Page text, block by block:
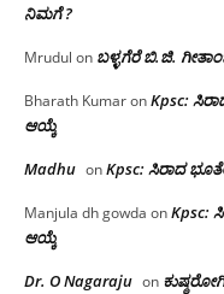
ನಿಮಗೆ ?
Mrudul on ಬಳ್ಳಗೆರೆ ಬಿ.ಜಿ.
Bharath KumaronKpsc:
ಆಯ್ಕೆ
Madhu onKpsc: ಸಿರಾದ
Manjula dh gowda onKpsc:
ಆಯ್ಕೆ
Dr. O Nagaraju on